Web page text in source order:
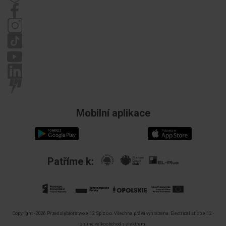
Mobilní aplikace
Patříme k:
Copyright - 2026 Przedsiębiorstwo el12 Sp z o.o. Všechna práva vyhrazena. Electrical shop el12 -
online velkoobchod s elektrem.